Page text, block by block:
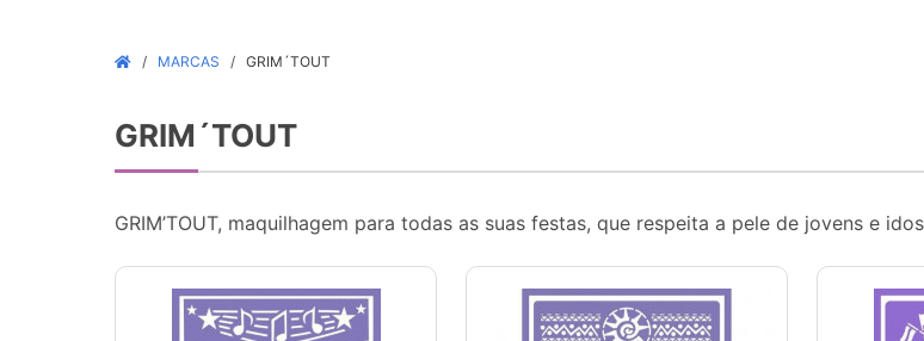
MARCAS GRIM´TOUT
GRIM´TOUT
GRIM’TOUT, maquilhagem para todas as suas festas, que respeita a pele de jovens e